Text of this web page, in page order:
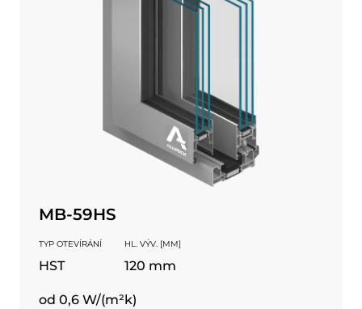
MB-59HS
TYP OTEVÍRÁNÍ
HST
HL. VÝV. [MM]
120 mm
od 0,6 W/(m²k)